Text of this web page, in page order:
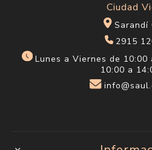
Ciudad
Sarandí
2915
Lunes a Viernes de 10:00
10:00 a